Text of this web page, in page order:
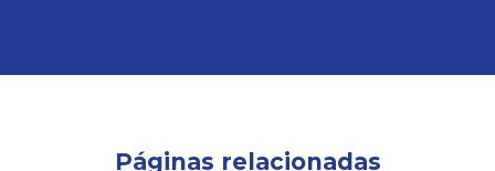
Páginas relacionadas